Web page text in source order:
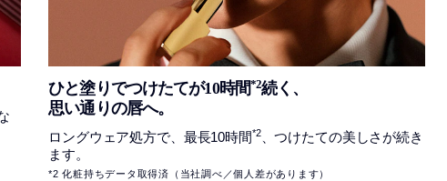
ひと塗りでつけたてが10時間*2続く、
思い通りの唇へ。
ロングウェア処方で、最長10時間*2、つけたての美しさが続き
ます。
*2 化粧持ちデータ取得済（当社調べ／個人差があります）